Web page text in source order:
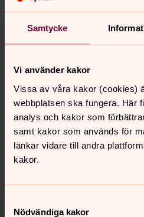
Samtycke
Vi använder kakor
Vissa av våra kakor (cookies)
webbplatsen ska fungera. Här
analys och kakor som
samt kakor som används för
länkar vidare till andra
kakor.
Nödvändiga kakor
Foto: Lars Jarlemyr
Synpunkter eller
innehåll?
Dela